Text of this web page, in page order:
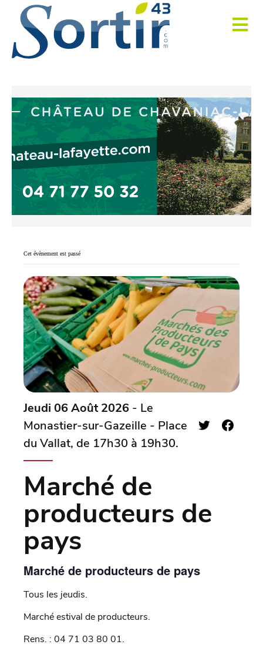
Cet évènement est passé
Jeudi 06 Août 2026 - Le
Monastier-sur-Gazeille - Place
du Vallat, de 17h30 à 19h30.
Marché de
producteurs de
pays
Marché de producteurs de pays
Tous les jeudis.
Marché estival de producteurs.
Rens. : 04 71 03 80 01.